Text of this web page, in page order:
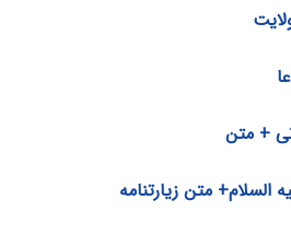
+ متن
السلام+ متن زیارتنامه